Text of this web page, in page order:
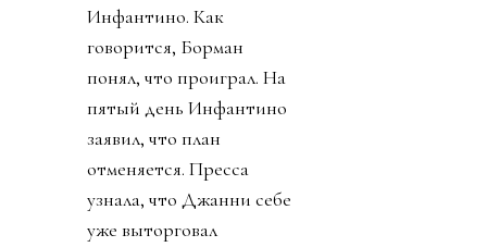
Инфантино. Как
говорится, Борман
понял, что проиграл. На
пятый день Инфантино
заявил, что план
отменяется. Пресса
узнала, что Джанни себе
уже выторговал